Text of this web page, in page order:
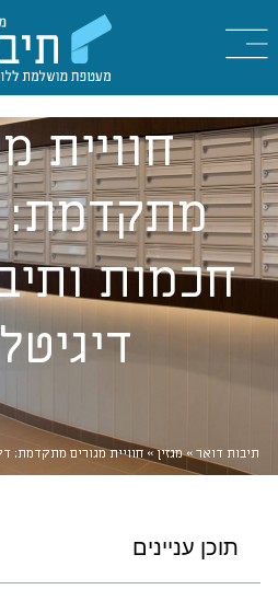
חוויית
מתקדמת:
חכמות
תיבות דואר»מגזין»חוויית מגורים מתקדמת:
תוכן עניינים